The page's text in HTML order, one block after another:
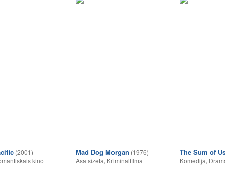
(2001)
kino
Mad Dog Morgan (1976)
Asa sižeta, Kriminālfilma
The Sum of
Komēdija,